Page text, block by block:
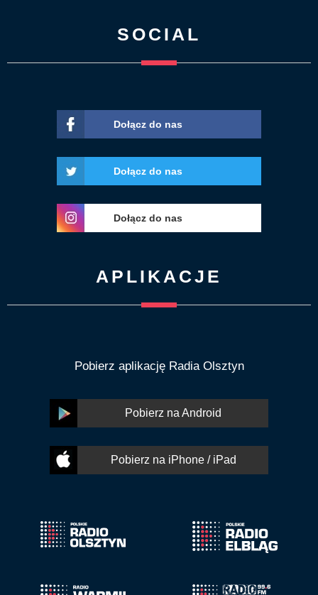
SOCIAL
Dołącz do nas
Dołącz do nas
Dołącz do nas
APLIKACJE
Pobierz aplikację Radia Olsztyn
Pobierz na Android
Pobierz na iPhone / iPad